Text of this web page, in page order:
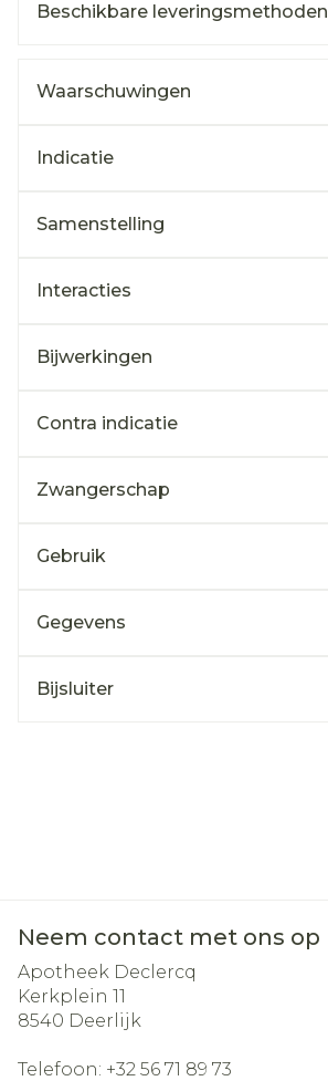
Beschikbare leveringsmethoden
Waarschuwingen
Indicatie
Samenstelling
Interacties
Bijwerkingen
Contra indicatie
Zwangerschap
Gebruik
Gegevens
Bijsluiter
Neem contact met ons op
Apotheek Declercq
Kerkplein 11
8540 Deerlijk
Telefoon: +32 56 71 89 73